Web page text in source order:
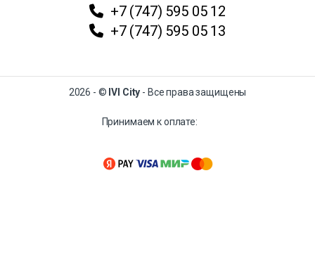
+7 (747) 595 05 12
+7 (747) 595 05 13
2026 - © IVI City - Все права защищены
Принимаем к оплате: